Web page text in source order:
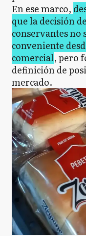
En ese marco,
que la decisión
conservantes no
conveniente
comercial, pero
definición de
mercado.